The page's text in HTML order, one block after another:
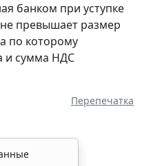
банком при уступке
превышает размер
по которому
и сумма НДС
Перепечатка